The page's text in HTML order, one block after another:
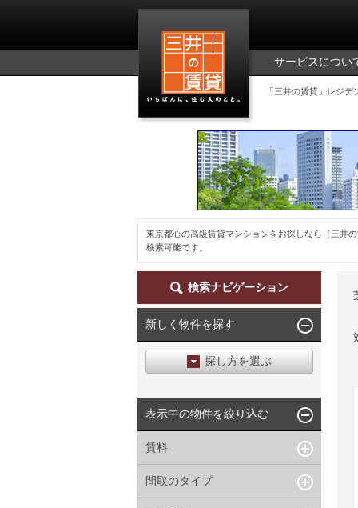
サービスについ
「三井の賃貸」レジ
東京都心の高級賃貸マンションをお探しなら［三
検索可能です。
検索ナビゲーション
新しく物件を探す
探し方を選ぶ
区から探す
地図から探す
沿線から探す
表示中の物件を絞り込む
賃料
下限なし
間取のタイプ